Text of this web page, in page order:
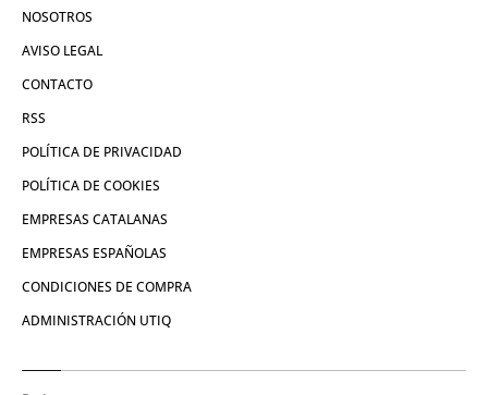
NOSOTROS
AVISO LEGAL
CONTACTO
RSS
POLÍTICA DE PRIVACIDAD
POLÍTICA DE COOKIES
EMPRESAS CATALANAS
EMPRESAS ESPAÑOLAS
CONDICIONES DE COMPRA
ADMINISTRACIÓN UTIQ